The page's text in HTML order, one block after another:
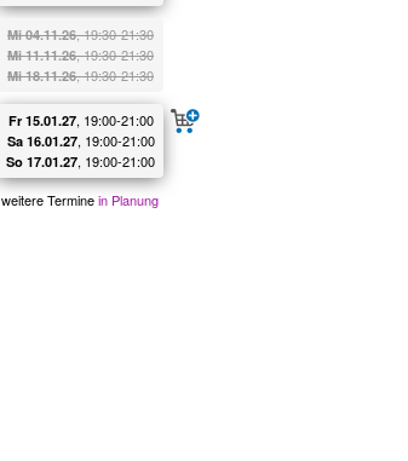
Mi 04.11.26, 19:30‑21:30
Mi 11.11.26, 19:30‑21:30
Mi 18.11.26, 19:30‑21:30
Fr 15.01.27, 19:00‑21:00
Sa 16.01.27, 19:00‑21:00
So 17.01.27, 19:00‑21:00
weitere Terminein Planung